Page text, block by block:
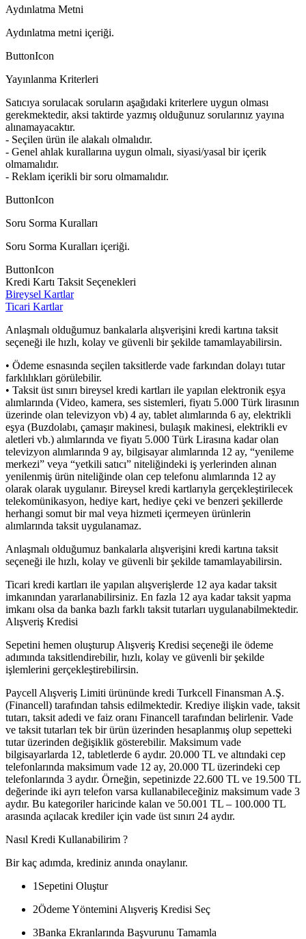
Aydınlatma Metni
Aydınlatma metni içeriği.
ButtonIcon
Yayınlanma Kriterleri
Satıcıya sorulacak soruların aşağıdaki kriterlere uygun olması
gerekmektedir, aksi taktirde yazmış olduğunuz sorularınız yayına
alınamayacaktır.
- Seçilen ürün ile alakalı olmalıdır.
- Genel ahlak kurallarına uygun olmalı, siyasi/yasal bir içerik
olmamalıdır.
- Reklam içerikli bir soru olmamalıdır.
ButtonIcon
Soru Sorma Kuralları
Soru Sorma Kuralları içeriği.
ButtonIcon
Kredi Kartı Taksit Seçenekleri
Bireysel Kartlar
Ticari Kartlar
Anlaşmalı olduğumuz bankalarla alışverişini kredi kartına taksit
seçeneği ile hızlı, kolay ve güvenli bir şekilde tamamlayabilirsin.
• Ödeme esnasında seçilen taksitlerde vade farkından dolayı tutar
farklılıkları görülebilir.
• Taksit üst sınırı bireysel kredi kartları ile yapılan elektronik eşya
alımlarında (Video, kamera, ses sistemleri, fiyatı 5.000 Türk lirasının
üzerinde olan televizyon vb) 4 ay, tablet alımlarında 6 ay, elektrikli
eşya (Buzdolabı, çamaşır makinesi, bulaşık makinesi, elektrikli ev
aletleri vb.) alımlarında ve fiyatı 5.000 Türk Lirasına kadar olan
televizyon alımlarında 9 ay, bilgisayar alımlarında 12 ay, “yenileme
merkezi” veya “yetkili satıcı” niteliğindeki iş yerlerinden alınan
yenilenmiş ürün niteliğinde olan cep telefonu alımlarında 12 ay
olarak olarak uygulanır. Bireysel kredi kartlarıyla gerçekleştirilecek
telekomünikasyon, hediye kart, hediye çeki ve benzeri şekillerde
herhangi somut bir mal veya hizmeti içermeyen ürünlerin
alımlarında taksit uygulanamaz.
Anlaşmalı olduğumuz bankalarla alışverişini kredi kartına taksit
seçeneği ile hızlı, kolay ve güvenli bir şekilde tamamlayabilirsin.
Ticari kredi kartları ile yapılan alışverişlerde 12 aya kadar taksit
imkanından yararlanabilirsiniz. En fazla 12 aya kadar taksit yapma
imkanı olsa da banka bazlı farklı taksit tutarları uygulanabilmektedir.
Alışveriş Kredisi
Sepetini hemen oluşturup Alışveriş Kredisi seçeneği ile ödeme
adımında taksitlendirebilir, hızlı, kolay ve güvenli bir şekilde
işlemlerini gerçekleştirebilirsin.
Paycell Alışveriş Limiti ürününde kredi Turkcell Finansman A.Ş.
(Financell) tarafından tahsis edilmektedir. Krediye ilişkin vade, taksit
tutarı, taksit adedi ve faiz oranı Financell tarafından belirlenir. Vade
ve taksit tutarları tek bir ürün üzerinden hesaplanmış olup sepetteki
tutar üzerinden değişiklik gösterebilir. Maksimum vade
bilgisayarlarda 12, tabletlerde 6 aydır. 20.000 TL ve altındaki cep
telefonlarında maksimum vade 12 ay, 20.000 TL üzerindeki cep
telefonlarında 3 aydır. Örneğin, sepetinizde 22.600 TL ve 19.500 TL
değerinde iki ayrı telefon varsa kullanabileceğiniz maksimum vade 3
aydır. Bu kategoriler haricinde kalan ve 50.001 TL – 100.000 TL
arasında açılacak krediler için vade üst sınırı 24 aydır.
Nasıl Kredi Kullanabilirim ?
Bir kaç adımda, krediniz anında onaylanır.
1 Sepetini Oluştur
2Ödeme Yöntemini Alışveriş Kredisi Seç
3Banka Ekranlarında Başvurunu Tamamla